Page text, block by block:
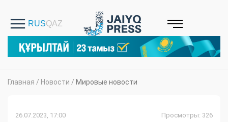
Главная / Новости / Мировые новости
26.07.2023, 17:00 Просмотры: 326